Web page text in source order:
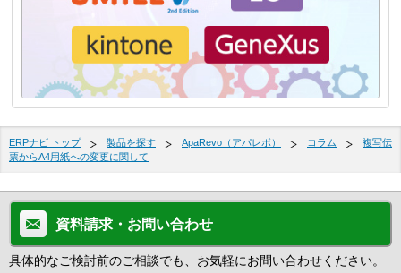
ERPナビ トップ 製品を探す ApaRevo（アパレボ） コラム
複写伝
票からA4用紙への変更に関して
資料請求・お問い合わせ
具体的なご検討前のご相談でも、お気軽にお問い合わせください。